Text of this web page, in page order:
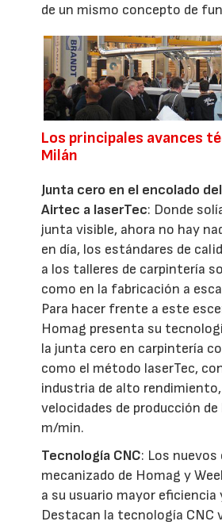
de un mismo concepto de
Los principales avances
Milán
Junta cero en el encolado
Airtec a laserTec: Donde
junta visible, ahora no hay
en día, los estándares de
a los talleres de carpintería
como en la fabricación a
Para hacer frente a este
Homag presenta su
la junta cero en carpintería
como el método laserTec,
industria de alto
velocidades de producción
m/min.
Tecnología CNC: Los
mecanizado de Homag y
a su usuario mayor eficiencia
Destacan la tecnología CNC